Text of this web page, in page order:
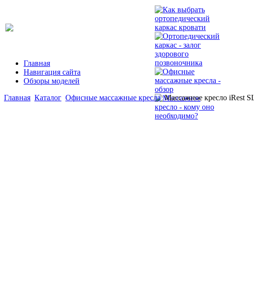
Главная
Навигация сайта
Обзоры моделей
Главная Каталог Офисные массажные кресла Массажное кресло iRest